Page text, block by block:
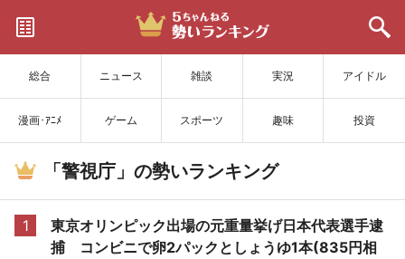
総合 ニュース 雑談 実況 アイドル
漫画･ｱﾆﾒ ゲーム スポーツ 趣味 投資
サイトを更新
「警視庁」の勢いランキング
1
東京オリンピック出場の元重量挙げ日本代表選手逮
捕 コンビニで卵2パックとしょうゆ1本(835円相